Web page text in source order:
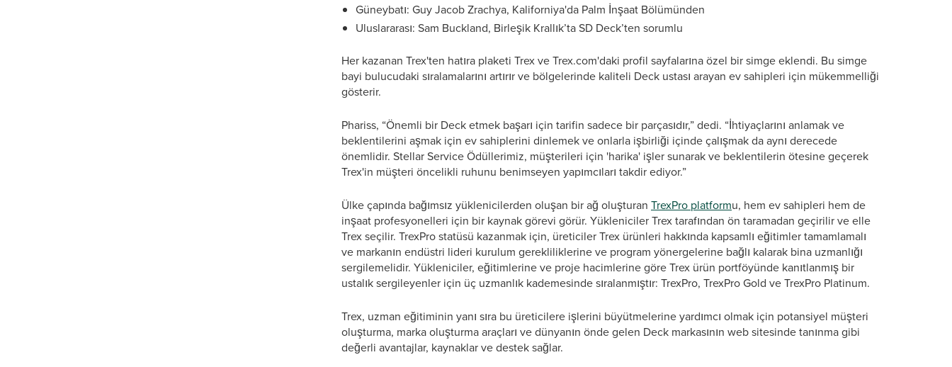
Güneybatı: Guy Jacob Zrachya, Kaliforniya'da Palm İnşaat Bölümünden
Uluslararası: Sam Buckland, Birleşik Krallık’ta SD Deck’ten sorumlu
Her kazanan Trex'ten hatıra plaketi Trex ve Trex.com'daki profil sayfalarına özel bir simge eklendi. Bu simge
bayi bulucudaki sıralamalarını artırır ve bölgelerinde kaliteli Deck ustası arayan ev sahipleri için mükemmelliği
gösterir.
Phariss, “Önemli bir Deck etmek başarı için tarifin sadece bir parçasıdır,” dedi. “İhtiyaçlarını anlamak ve
beklentilerini aşmak için ev sahiplerini dinlemek ve onlarla işbirliği içinde çalışmak da aynı derecede
önemlidir. Stellar Service Ödüllerimiz, müşterileri için 'harika' işler sunarak ve beklentilerin ötesine geçerek
Trex'in müşteri öncelikli ruhunu benimseyen yapımcıları takdir ediyor.”
Ülke çapında bağımsız yüklenicilerden oluşan bir ağ oluşturan TrexPro platformu, hem ev sahipleri hem de
inşaat profesyonelleri için bir kaynak görevi görür. Yükleniciler Trex tarafından ön taramadan geçirilir ve elle
Trex seçilir. TrexPro statüsü kazanmak için, üreticiler Trex ürünleri hakkında kapsamlı eğitimler tamamlamalı
ve markanın endüstri lideri kurulum gerekliliklerine ve program yönergelerine bağlı kalarak bina uzmanlığı
sergilemelidir. Yükleniciler, eğitimlerine ve proje hacimlerine göre Trex ürün portföyünde kanıtlanmış bir
ustalık sergileyenler için üç uzmanlık kademesinde sıralanmıştır: TrexPro, TrexPro Gold ve TrexPro Platinum.
Trex, uzman eğitiminin yanı sıra bu üreticilere işlerini büyütmelerine yardımcı olmak için potansiyel müşteri
oluşturma, marka oluşturma araçları ve dünyanın önde gelen Deck markasının web sitesinde tanınma gibi
değerli avantajlar, kaynaklar ve destek sağlar.